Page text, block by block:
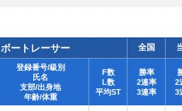
ボートレーサー 全国
登録番号/級別
氏名
支部/出身地
年齢/体重
F数
L数
平均ST
勝率
2連率
3連率
2
3